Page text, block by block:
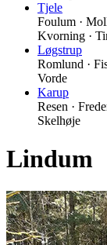
Tjele
Foulum ·
Kvorning ·
Løgstrup
Romlund ·
Vorde
Karup
Resen ·
Skelhøje
Lindum